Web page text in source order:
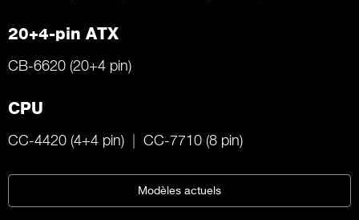
20+4-pin ATX
CB-6620 (20+4 pin)
CPU
CC-4420 (4+4 pin) CC-7710 (8 pin)
Modèles actuels